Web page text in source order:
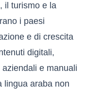
il turismo e la
i paesi
e di crescita
digitali,
e manuali
lingua araba non